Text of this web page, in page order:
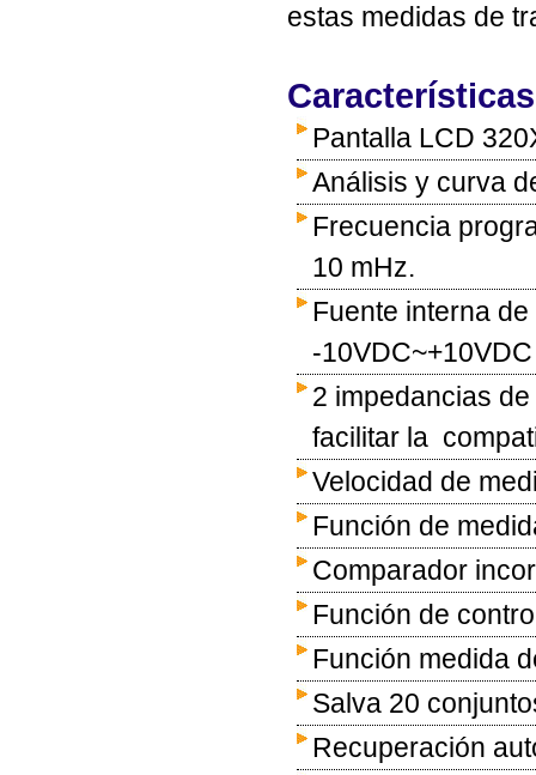
estas medidas de
Pantalla LCD
Análisis y curva
Frecuencia
10 mHz.
Fuente interna
-
2 impedancias
facilitar la
Velocidad de
Función de
Comparador
Función de
Función medida
Salva 20
Recuperación